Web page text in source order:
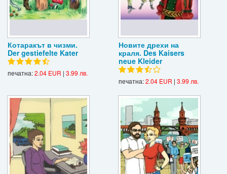
Котаракът в чизми.
Der gestiefelte Kater
печатна:2.04 EUR | 3.99 лв.
Новите дрехи на
краля. Des Kaisers
neue Kleider
печатна:2.04 EUR | 3.99 лв.